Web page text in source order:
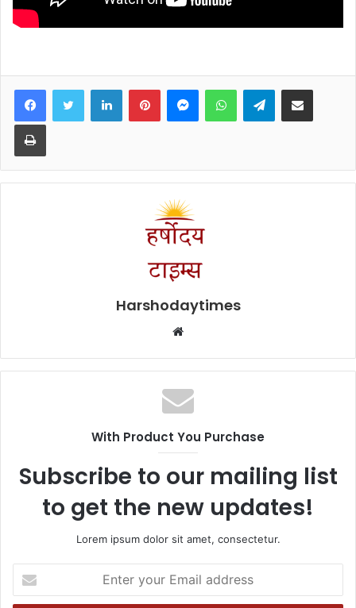
FacebookTwitter LinkedInPinterestMessengerWhatsAppTelegramShare via Email
Print
Harshodaytimes
Website
With Product You Purchase
Subscribe to our mailing list
to get the new updates!
Lorem ipsum dolor sit amet, consectetur.
your
Email